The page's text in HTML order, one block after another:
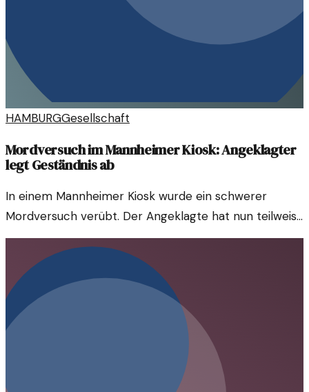
HAMBURGGesellschaft
Mordversuch im Mannheimer Kiosk: Angeklagter
legt Geständnis ab
In einem Mannheimer Kiosk wurde ein schwerer
Mordversuch verübt. Der Angeklagte hat nun teilweise
gestanden und erhebliche Details zum Vorfall
preisgegeben.